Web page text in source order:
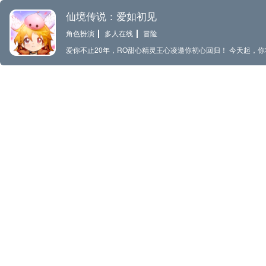
仙境传说：爱如初见
角色扮演 多人在线
冒险